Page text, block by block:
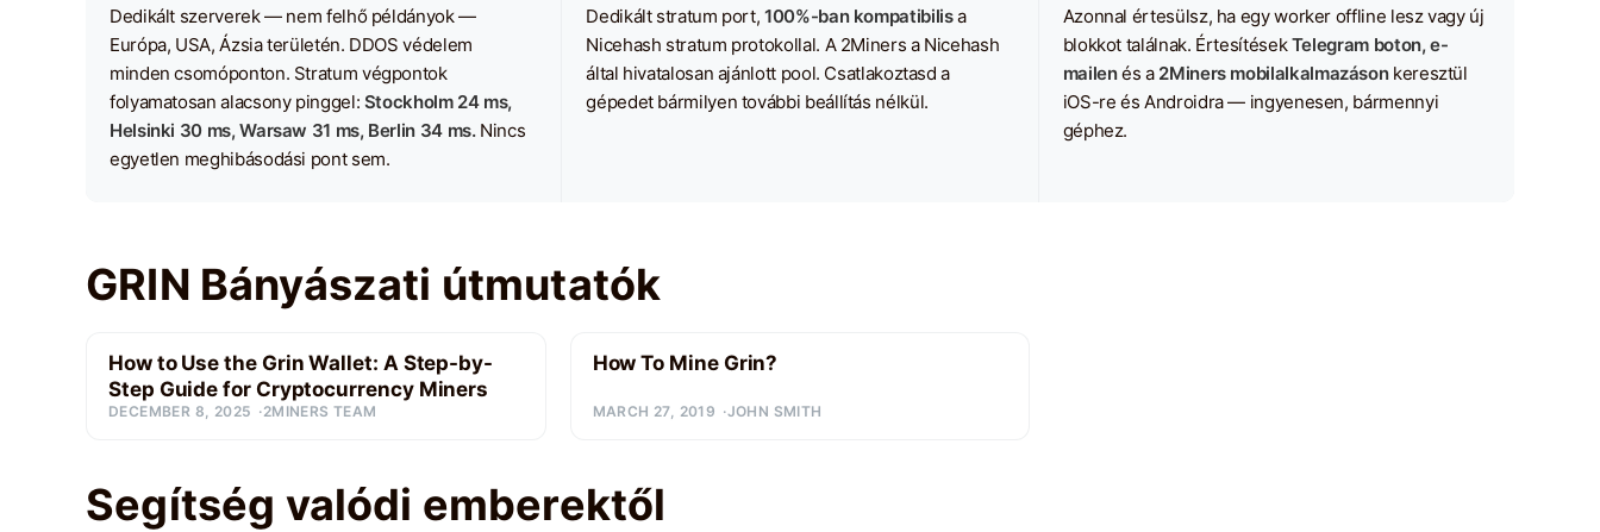
Dedikált szerverek — nem felhő példányok —
Európa, USA, Ázsia területén. DDOS védelem
minden csomóponton. Stratum végpontok
folyamatosan alacsony pinggel: Stockholm 24 ms,
Helsinki 30 ms, Warsaw 31 ms, Berlin 34 ms.Nincs
egyetlen meghibásodási pont sem.
Dedikált stratum port,100%-ban kompatibilisa
Nicehash stratum protokollal. A 2Miners a Nicehash
által hivatalosan ajánlott pool. Csatlakoztasd a
gépedet bármilyen további beállítás nélkül.
Azonnal értesülsz, ha egy worker offline lesz vagy új
blokkot találnak. ÉrtesítésekTelegram boton, e-
mailenés a 2Miners mobilalkalmazásonkeresztül
iOS-re és Androidra — ingyenesen, bármennyi
géphez.
GRIN Bányászati útmutatók
How to Use the Grin Wallet: A Step-by-
Step Guide for Cryptocurrency Miners
DECEMBER 8, 2025 2MINERS TEAM
How To Mine Grin?
MARCH 27, 2019 JOHN SMITH
Segítség valódi emberektől